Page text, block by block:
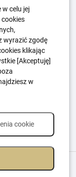
Kontakt
Sygnaliści
w celu jej
wyrazić zgodę
klikając
[Akceptuję]
w
cookie